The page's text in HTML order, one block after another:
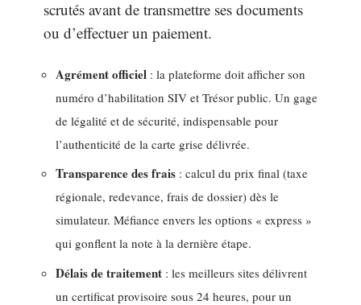
scrutés avant de transmettre ses documents
ou d’effectuer un paiement.
Agrément officiel : la plateforme doit afficher son
numéro d’habilitation SIV et Trésor public. Un gage
de légalité et de sécurité, indispensable pour
l’authenticité de la carte grise délivrée.
Transparence des frais : calcul du prix final (taxe
régionale, redevance, frais de dossier) dès le
simulateur. Méfiance envers les options « express »
qui gonflent la note à la dernière étape.
Délais de traitement : les meilleurs sites délivrent
un certificat provisoire sous 24 heures, pour un